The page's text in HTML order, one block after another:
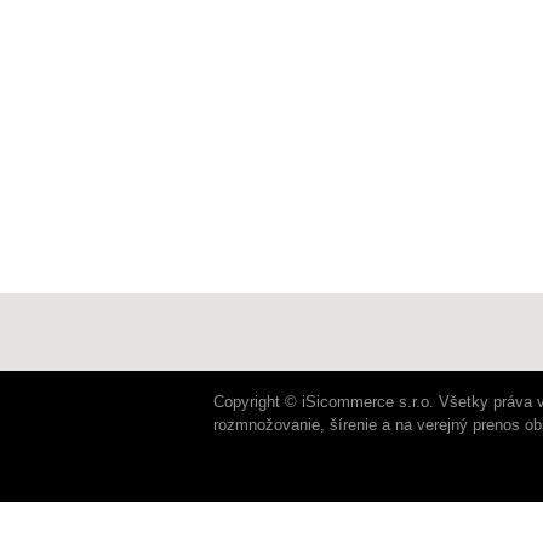
Copyright © iSicommerce s.r.o. Všetky práva
rozmnožovanie, šírenie a na verejný prenos